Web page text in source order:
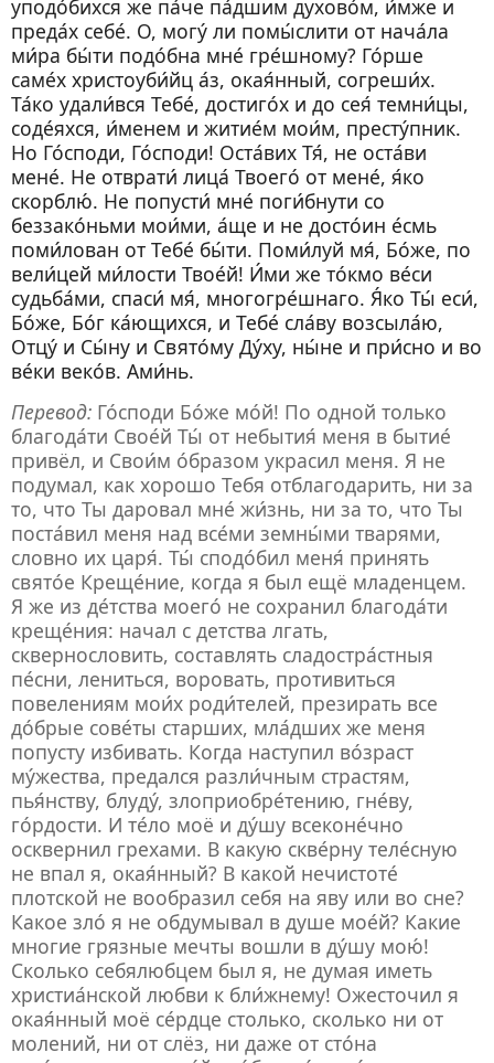
уподо́бихся же па́че па́дшим духово́м, и́мже и
преда́х себе́. О, могу́ ли помы́слити от нача́ла
ми́ра бы́ти подо́бна мне́ гре́шному? Го́рше
саме́х христоуби́йц а́з, окая́нный, согреши́х.
Та́ко удали́вся Тебе́, достиго́х и до сея́ темни́цы,
соде́яхся, и́менем и житие́м мои́м, престу́пник.
Но Го́споди, Го́споди! Оста́вих Тя́, не оста́ви
мене́. Не отврати́ лица́ Твоего́ от мене́, я́ко
скорблю́. Не попусти́ мне́ поги́бнути со
беззако́ньми мои́ми, а́ще и не досто́ин е́смь
поми́лован от Тебе́ бы́ти. Поми́луй мя́, Бо́же, по
вели́цей ми́лости Твое́й! И́ми же то́кмо ве́си
судьба́ми, спаси́ мя́, многогре́шнаго. Я́ко Ты́ еси́,
Бо́же, Бо́г ка́ющихся, и Тебе́ сла́ву возсыла́ю,
Отцу́ и Сы́ну и Свято́му Ду́ху, ны́не и при́сно и во
ве́ки веко́в. Ами́нь.
Перевод: Го́споди Бо́же мо́й! По одной только
благода́ти Свое́й Ты́ от небытия́ меня в бытие́
привёл, и Свои́м о́бразом украсил меня. Я не
подумал, как хорошо Тебя отблагодарить, ни за
то, что Ты даровал мне́ жи́знь, ни за то, что Ты
поста́вил меня над все́ми земны́ми тварями,
словно их царя́. Ты́ сподо́бил меня́ принять
свято́е Креще́ние, когда я был ещё младенцем.
Я же из де́тства моего́ не сохранил благода́ти
креще́ния: начал с детства лгать,
сквернословить, составлять сладостра́стныя
пе́сни, лениться, воровать, противиться
повелениям мои́х роди́телей, презирать все
до́брые сове́ты старших, мла́дших же меня
попусту избивать. Когда наступил во́зраст
му́жества, предался разли́чным страстям,
пья́нству, блуду́, злоприобре́тению, гне́ву,
го́рдости. И те́ло моё и ду́шу всеконе́чно
осквернил грехами. В какую скве́рну теле́сную
не впал я, окая́нный? В какой нечистоте́
плотской не вообразил себя на яву или во сне?
Какое зло́ я не обдумывал в душе мое́й? Какие
многие грязные мечты вошли в ду́шу мою́!
Сколько себялюбцем был я, не думая иметь
христиа́нской любви к бли́жнему! Ожесточил я
окая́нный моё се́рдце столько, сколько ни от
молений, ни от слёз, ни даже от сто́на